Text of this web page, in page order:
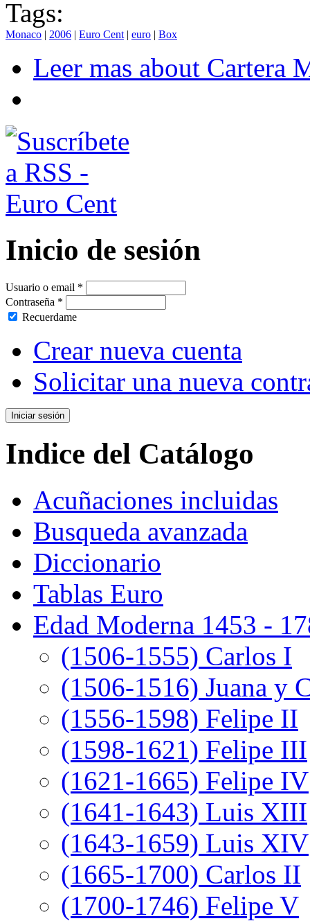
Tags:
Monaco | 2006 | Euro Cent | euro | Box
Leer mas about Cartera
Inicio de sesión
Usuario o email *
Contraseña *
Recuerdame
Crear nueva cuenta
Solicitar una nueva
Indice del Catálogo
Acuñaciones incluidas
Busqueda avanzada
Diccionario
Tablas Euro
Edad Moderna 1453 -
(1506-1555) Carlos I
(1506-1516) Juana y
(1556-1598) Felipe II
(1598-1621) Felipe III
(1621-1665) Felipe IV
(1641-1643) Luis XIII
(1643-1659) Luis XIV
(1665-1700) Carlos II
(1700-1746) Felipe V